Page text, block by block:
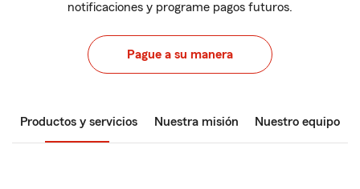
notificaciones y programe pagos futuros.
Pague a su manera
Productos y servicios Nuestra misión Nuestro equipo